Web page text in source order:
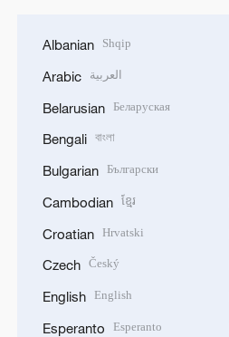
Albanian Shqip
Arabic العربية
Belarusian Беларуская
Bengali বাংলা
Bulgarian Български
Cambodian ខ្មែរ
Croatian Hrvatski
Czech Český
English English
Esperanto Esperanto